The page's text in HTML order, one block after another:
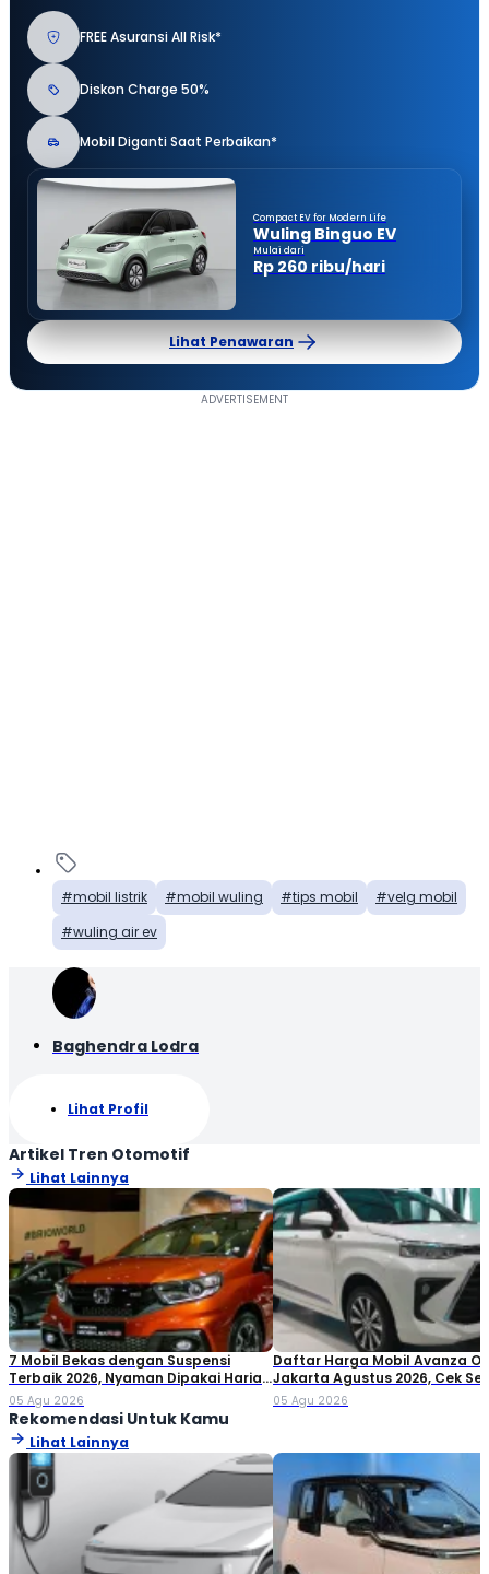
FREE Asuransi All Risk*
Diskon Charge 50%
Mobil Diganti Saat Perbaikan*
Compact EV for Modern Life
Wuling Binguo EV
Mulai dari
Rp 260 ribu/hari
Lihat Penawaran
mobil listrik mobil wuling tips mobil
velg mobil
wuling air ev
Baghendra Lodra
Lihat Profil
Artikel Tren Otomotif
Lihat Lainnya
7 Mobil Bekas dengan Suspensi
Terbaik 2026, Nyaman Dipakai Harian
hingga Perjalanan Jauh
05 Agu 2026
Daftar Harga Mobil Avanza
Jakarta Agustus 2026, Cek
Variannya!
05 Agu 2026
Rekomendasi Untuk Kamu
Lihat Lainnya